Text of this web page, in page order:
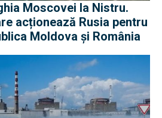
Moscovei la Nistru.
acționează Rusia pentru
Moldova și România